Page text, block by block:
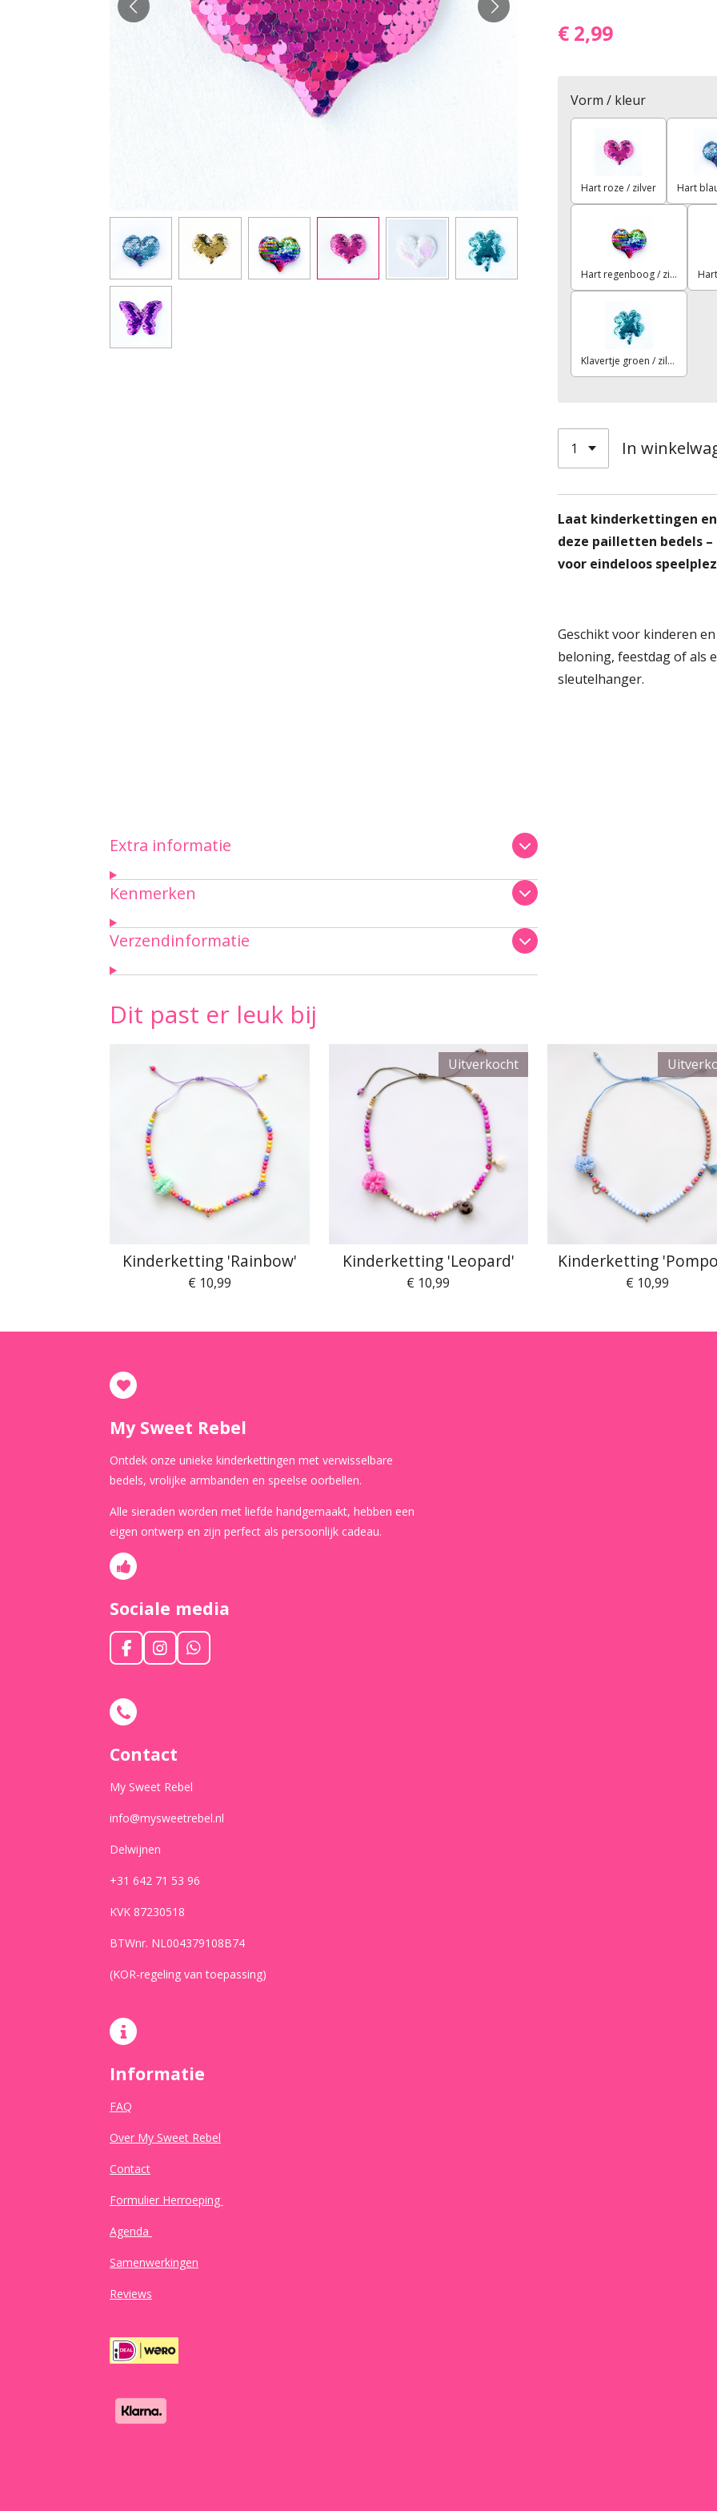
€ 2,99
Vorm / kleur
Hart roze / zilver Hart
Hart regenboog / zilver
Klavertje groen / zilver
In
Laat kinderkettingen
deze pailletten bedels
voor eindeloos
Geschikt voor kinderen
beloning, feestdag of als
sleutelhanger.
Extra informatie
Kenmerken
Verzendinformatie
Dit past er leuk bij
Kinderketting 'Rainbow'
€ 10,99
Uitverkocht
Kinderketting 'Leopard'
€ 10,99
Kinderketting
€ 10,99
My Sweet Rebel
Ontdek onze unieke kinderkettingen met verwisselbare
bedels, vrolijke armbanden en speelse oorbellen.
Alle sieraden worden met liefde handgemaakt, hebben een
eigen ontwerp en zijn perfect als persoonlijk cadeau.
Sociale media
F
a
e
b
o
k
I
n
a
W
h
Contact
My Sweet Rebel
info@mysweetrebel.nl
Delwijnen
+31 642 71 53 96
KVK 87230518
BTWnr. NL004379108B74
(KOR-regeling van toepassing)
Informatie
FAQ
Over My Sweet Rebel
Contact
Formulier Herroeping
Agenda
Samenwerkingen
Reviews